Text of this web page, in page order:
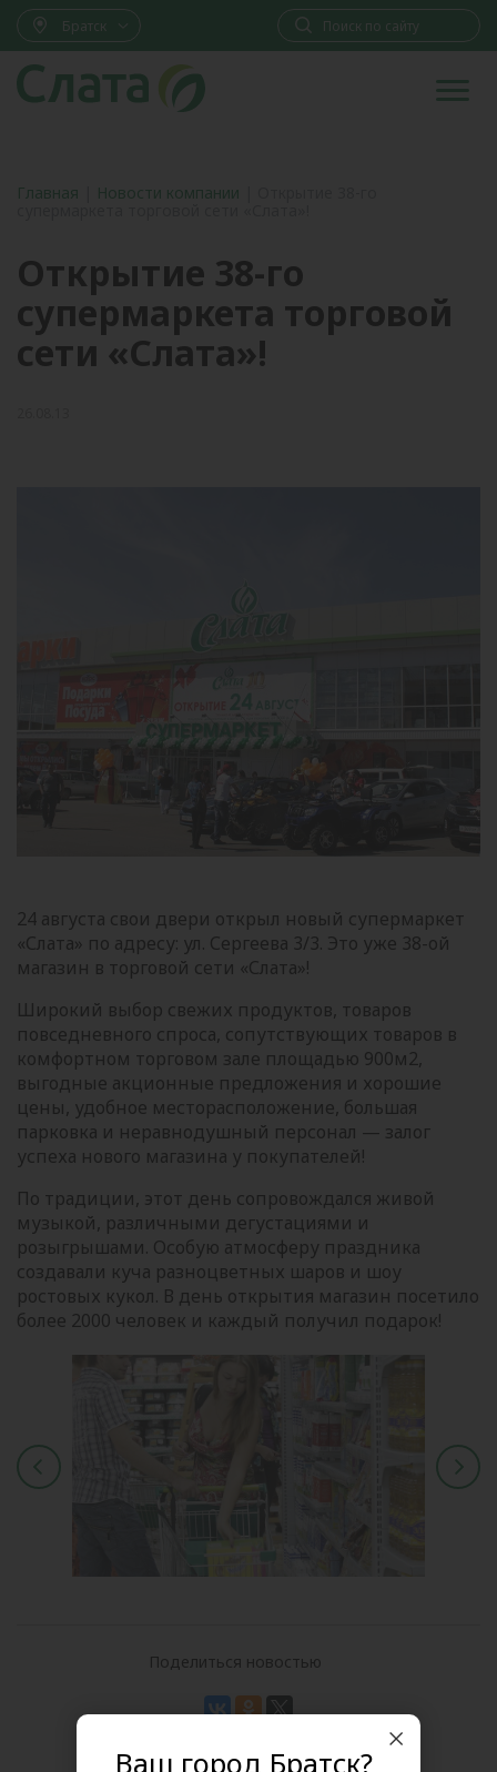
Братск
Главная Новости компании
Открытие 38-го
супермаркета торговой
сети «Слата»!
24 августа свои двери открыл новый супермаркет
«Слата» по адресу: ул. Сергеева 3/3. Это уже 38-ой
магазин в торговой сети «Слата»!
Широкий выбор свежих продуктов, товаров
повседневного спроса, сопутствующих товаров в
комфортном торговом зале площадью 900м2,
выгодные акционные предложения и хорошие
цены, удобное месторасположение, большая
парковка и неравнодушный персонал — залог
успеха нового магазина у покупателей!
По традиции, этот день сопровождался живой
музыкой, различными дегустациями и
розыгрышами. Особую атмосферу праздника
создавали куча разноцветных шаров и шоу
ростовых кукол. В день открытия магазин посетило
более 2000 человек и каждый получил подарок!
Поделиться новостью
Ваш город Братск?